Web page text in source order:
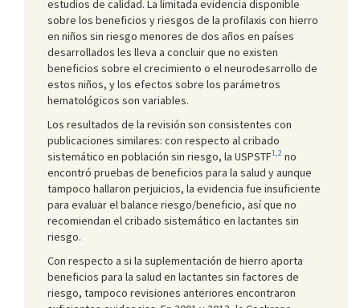
estudios de calidad. La limitada evidencia disponible
sobre los beneficios y riesgos de la profilaxis con hierro
en niños sin riesgo menores de dos años en países
desarrollados les lleva a concluir que no existen
beneficios sobre el crecimiento o el neurodesarrollo de
estos niños, y los efectos sobre los parámetros
hematológicos son variables.
Los resultados de la revisión son consistentes con
publicaciones similares: con respecto al cribado
sistemático en población sin riesgo, la USPSTF1,2 no
encontró pruebas de beneficios para la salud y aunque
tampoco hallaron perjuicios, la evidencia fue insuficiente
para evaluar el balance riesgo/beneficio, así que no
recomiendan el cribado sistemático en lactantes sin
riesgo.
Con respecto a si la suplementación de hierro aporta
beneficios para la salud en lactantes sin factores de
riesgo, tampoco revisiones anteriores encontraron